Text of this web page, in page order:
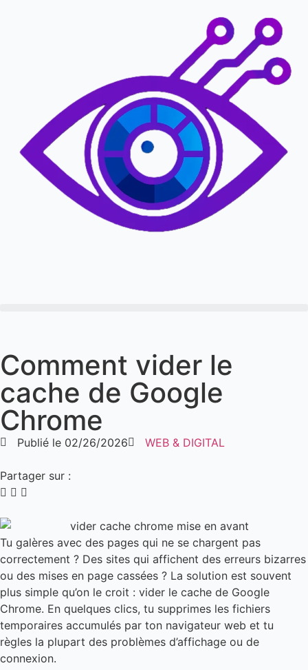
Comment vider le
cache de Google
Chrome
Publié le 02/26/2026 WEB & DIGITAL
Partager sur :
Tu galères avec des pages qui ne se chargent pas
correctement ? Des sites qui affichent des erreurs bizarres
ou des mises en page cassées ? La solution est souvent
plus simple qu’on le croit : vider le cache de Google
Chrome. En quelques clics, tu supprimes les fichiers
temporaires accumulés par ton navigateur web et tu
règles la plupart des problèmes d’affichage ou de
connexion.